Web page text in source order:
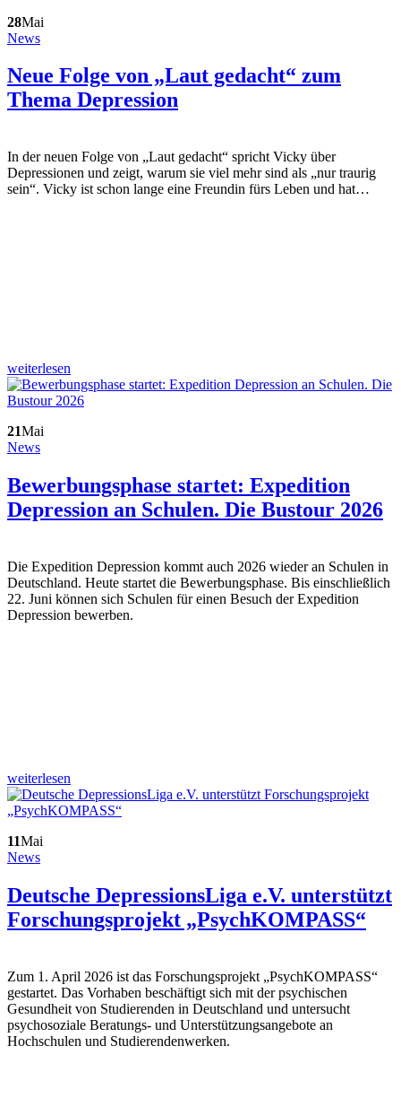
28Mai
News
Neue Folge von „Laut gedacht“ zum
Thema Depression
In der neuen Folge von „Laut gedacht“ spricht Vicky über
Depressionen und zeigt, warum sie viel mehr sind als „nur traurig
sein“. Vicky ist schon lange eine Freundin fürs Leben und hat…
weiterlesen
21Mai
News
Bewerbungsphase startet: Expedition
Depression an Schulen. Die Bustour 2026
Die Expedition Depression kommt auch 2026 wieder an Schulen in
Deutschland. Heute startet die Bewerbungsphase. Bis einschließlich
22. Juni können sich Schulen für einen Besuch der Expedition
Depression bewerben.
weiterlesen
11Mai
News
Deutsche DepressionsLiga e.V. unterstützt
Forschungsprojekt „PsychKOMPASS“
Zum 1. April 2026 ist das Forschungsprojekt „PsychKOMPASS“
gestartet. Das Vorhaben beschäftigt sich mit der psychischen
Gesundheit von Studierenden in Deutschland und untersucht
psychosoziale Beratungs- und Unterstützungsangebote an
Hochschulen und Studierendenwerken.